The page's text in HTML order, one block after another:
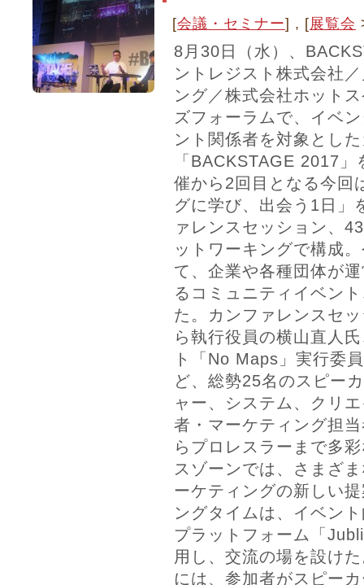
[会議・セミナー] , [展覧会
8月30日（水）、
ントレジスト株式会社
ング／株式会社ホット
ズフォーラムで、イベ
ント関係者を対象とし
「BACKSTAGE 2017
催から2回目となる今回
グに学び、出会う1日」
ァレンスセッション、
ットワーキングで構成
て、企業や各種団体が
るコミュニティイベン
た。カンファレンスセ
ら執行役員の横山直人
ト「No Maps」実行委
ど、総勢25名のスピー
ャー、システム、クリ
者・マーケティング担
らプロレスラーまで多
スゾーンでは、さまざ
ーケティングの新しい
ングタイムは、イベン
プラットフォーム「
用し、交流の場を設け
には、参加者がスピー